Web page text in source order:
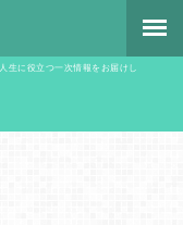
生に役立つ一次情報をお届けし